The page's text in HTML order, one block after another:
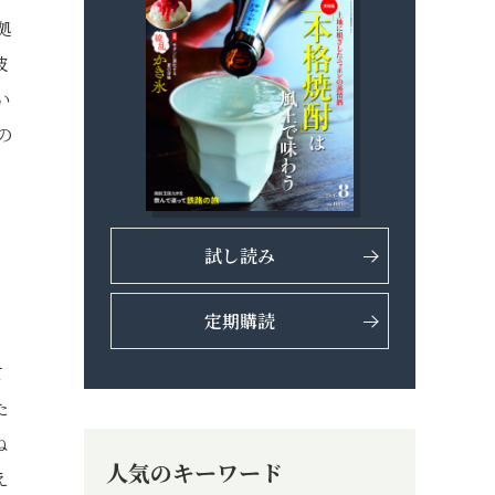
試し読み
定期購読
人気のキーワード